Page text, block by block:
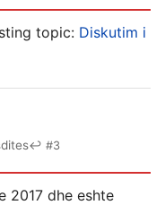
topic: Diskutim i
↩ #3
2017 dhe eshte